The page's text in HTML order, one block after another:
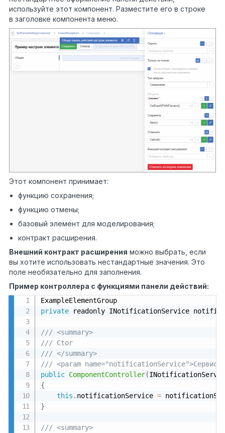
используйте этот компонент. Разместите его в строке
в заголовке компонента меню.
Этот компонент принимает:
функцию сохранения;
функцию отмены;
базовый элемент для моделирования;
контракт расширения.
Внешний контракт расширения можно выбрать, если
вы хотите использовать нестандартные значения. Это
поле необязательно для заполнения.
Пример контроллера с функциями панели действий:
private readonly INotificationService
/// <summary>
/// Ctor
/// </summary>
/// <param name="notificationService">Сервис
public ComponentController(
{
this . notificationService =
}
/// <summary>